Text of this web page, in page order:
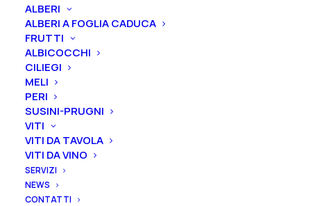
ALBERI
ALBERI A FOGLIA CADUCA
FRUTTI
ALBICOCCHI
CILIEGI
MELI
PERI
SUSINI-PRUGNI
VITI
VITI DA TAVOLA
VITI DA VINO
SERVIZI
NEWS
CONTATTI
Svuota
Esaurito
Rosa
cespuglio
grandi
fiori
rifiorenti
"Black
Ordina subito questo prodotto!
Puoi acquistare ora questo prodotto contattandoci e
indicando la dimensione del vaso desiderata e la